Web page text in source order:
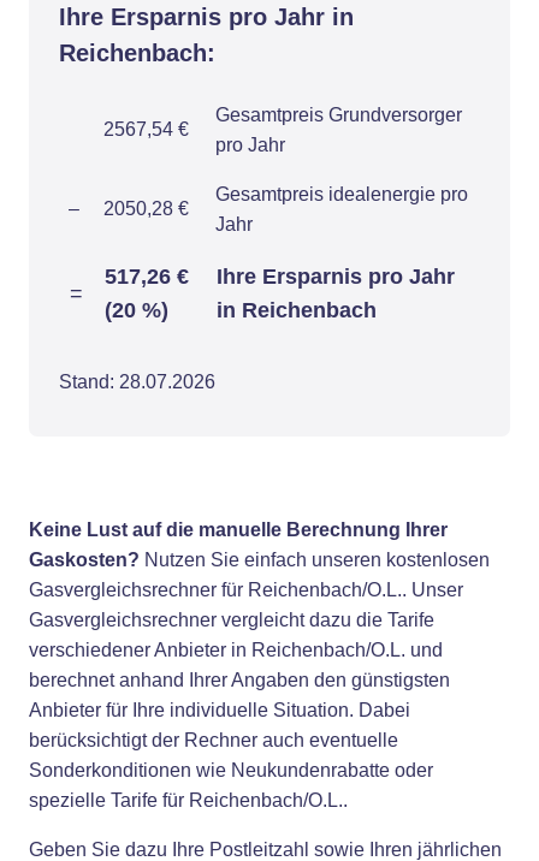
Ihre Ersparnis pro Jahr in
Reichenbach:
2567,54 €
Gesamtpreis Grundversorger
pro Jahr
– 2050,28 €
Gesamtpreis idealenergie pro
Jahr
=
517,26 €
(20 %)
Ihre Ersparnis pro Jahr
in Reichenbach
Stand: 28.07.2026
Keine Lust auf die manuelle Berechnung Ihrer
Gaskosten? Nutzen Sie einfach unseren kostenlosen
Gasvergleichsrechner für Reichenbach/O.L.. Unser
Gasvergleichsrechner vergleicht dazu die Tarife
verschiedener Anbieter in Reichenbach/O.L. und
berechnet anhand Ihrer Angaben den günstigsten
Anbieter für Ihre individuelle Situation. Dabei
berücksichtigt der Rechner auch eventuelle
Sonderkonditionen wie Neukundenrabatte oder
spezielle Tarife für Reichenbach/O.L..
Geben Sie dazu Ihre Postleitzahl sowie Ihren jährlichen